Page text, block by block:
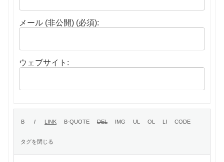
メール (非公開) (必須):
ウェブサイト: